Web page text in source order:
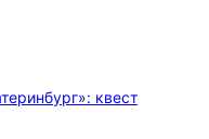
квест